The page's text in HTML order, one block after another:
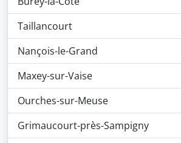
Taillancourt
Nançois-le-Grand
Maxey-sur-Vaise
Ourches-sur-Meuse
Grimaucourt-près-Sampigny